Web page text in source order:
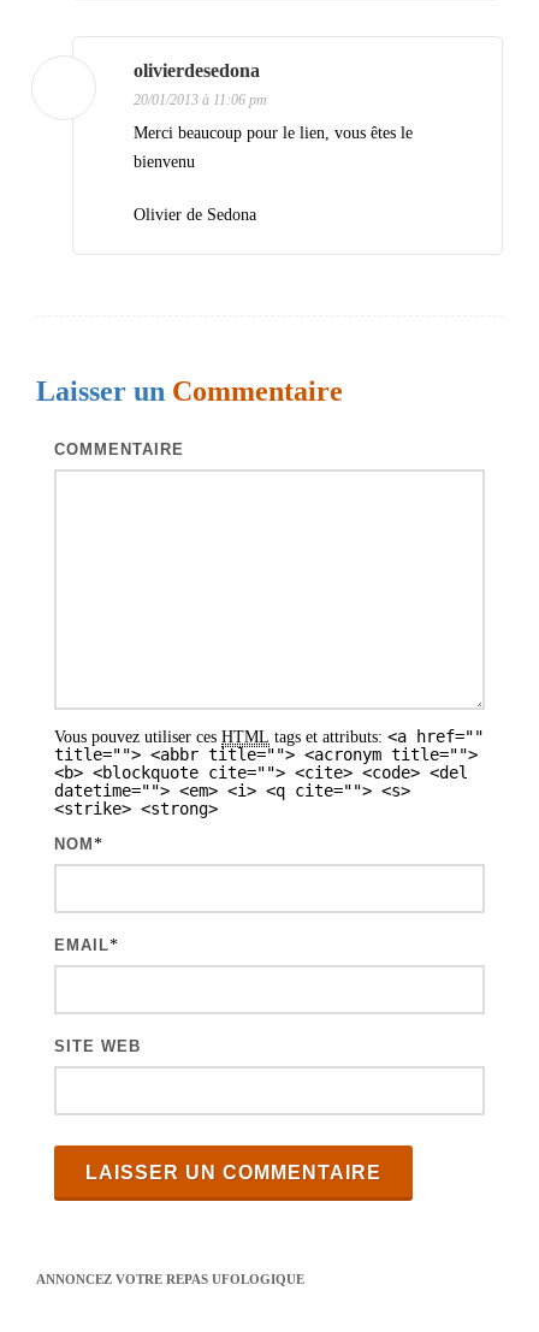
olivierdesedona
20/01/2013 à 11:06 pm
Merci beaucoup pour le lien, vous êtes le
bienvenu
Olivier de Sedona
Laisser un Commentaire
COMMENTAIRE
Vous pouvez utiliser ces HTML tags et attributs: <a href=""
title=""> <abbr title=""> <acronym title="">
<b> <blockquote cite=""> <cite> <code> <del
datetime=""> <em> <i> <q cite=""> <s>
<strike> <strong>
NOM *
EMAIL*
SITE WEB
ANNONCEZ VOTRE REPAS UFOLOGIQUE